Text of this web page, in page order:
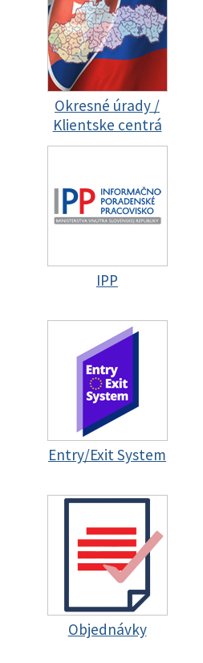
Okresné úrady /
Klientske centrá
IPP
Entry/Exit System
Objednávky